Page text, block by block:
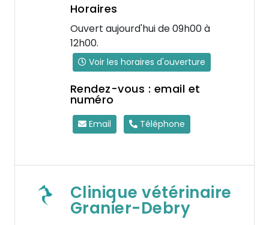
Horaires
Ouvert aujourd'hui de 09h00 à
12h00.
Voir les horaires d'ouverture
Rendez-vous : email et
numéro
Email Téléphone
Clinique vétérinaire
Granier-Debry